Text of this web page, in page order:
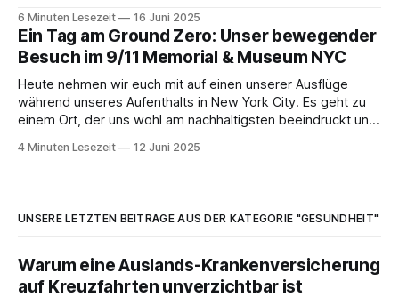
anschließend unser Hotel sowie unsere ersten Eindrücke
aus New York City vorgestellt. 💡Diese Reise findet
6 Minuten Lesezeit 16 Juni 2025
Ein Tag am Ground Zero: Unser bewegender
Besuch im 9/11 Memorial & Museum NYC
Heute nehmen wir euch mit auf einen unserer Ausflüge
während unseres Aufenthalts in New York City. Es geht zu
einem Ort, der uns wohl am nachhaltigsten beeindruckt und
Zero. Wir möchten unsere sehr persönlichen Eindrücke und
4 Minuten Lesezeit 12 Juni 2025
UNSERE LETZTEN BEITRÄGE AUS DER KATEGORIE "GESUNDHEIT"
Warum eine Auslands-Krankenversicherung
auf Kreuzfahrten unverzichtbar ist